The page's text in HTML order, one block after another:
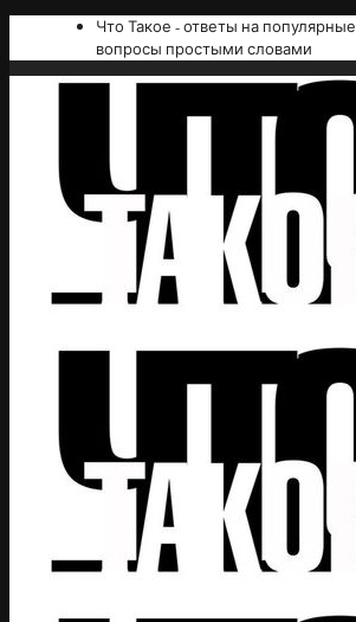
Что Такое - ответы на популярные
вопросы простыми словами